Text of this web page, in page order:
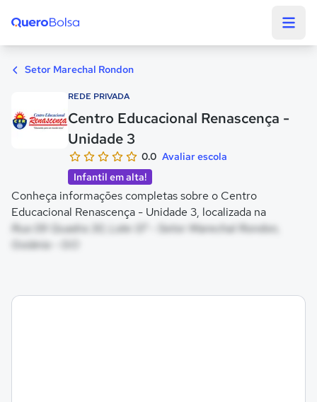
Setor Marechal Rondon
REDE PRIVADA
Centro Educacional Renascença -
Unidade 3
0.0 Avaliar escola
Infantil em alta!
Conheça informações completas sobre o Centro
Educacional Renascença - Unidade 3, localizada na
Rua 09 Quadra 30, Lote 07 - Setor Marechal Rondon,
Goiânia - GO